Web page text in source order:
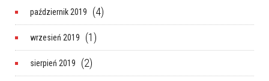
październik 2019 (4)
wrzesień 2019 (1)
sierpień 2019 (2)